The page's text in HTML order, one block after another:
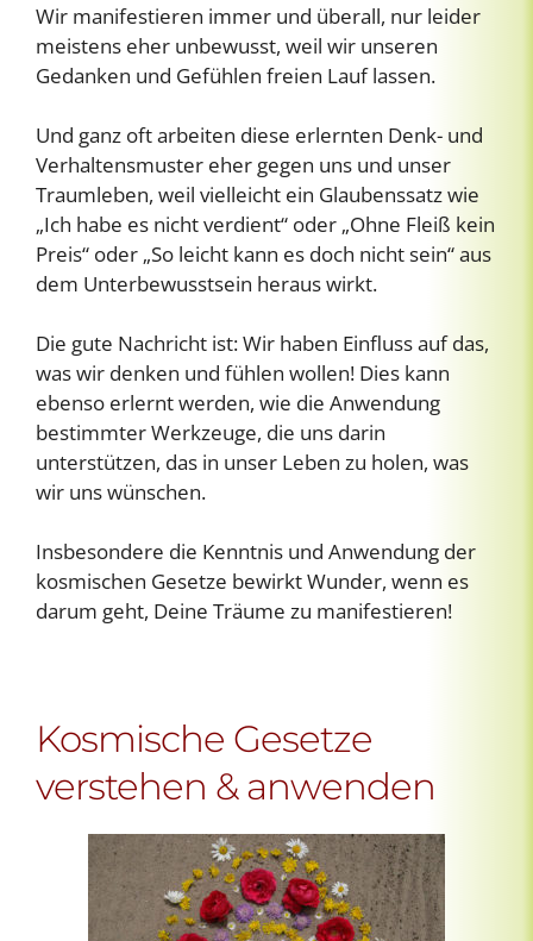
Wir manifestieren immer und überall, nur leider
meistens eher unbewusst, weil wir unseren
Gedanken und Gefühlen freien Lauf lassen.
Und ganz oft arbeiten diese erlernten Denk- und
Verhaltensmuster eher gegen uns und unser
Traumleben, weil vielleicht ein Glaubenssatz wie
„Ich habe es nicht verdient“ oder „Ohne Fleiß kein
Preis“ oder „So leicht kann es doch nicht sein“ aus
dem Unterbewusstsein heraus wirkt.
Die gute Nachricht ist: Wir haben Einfluss auf das,
was wir denken und fühlen wollen! Dies kann
ebenso erlernt werden, wie die Anwendung
bestimmter Werkzeuge, die uns darin
unterstützen, das in unser Leben zu holen, was
wir uns wünschen.
Insbesondere die Kenntnis und Anwendung der
kosmischen Gesetze bewirkt Wunder, wenn es
darum geht, Deine Träume zu manifestieren!
Kosmische Gesetze
verstehen & anwenden